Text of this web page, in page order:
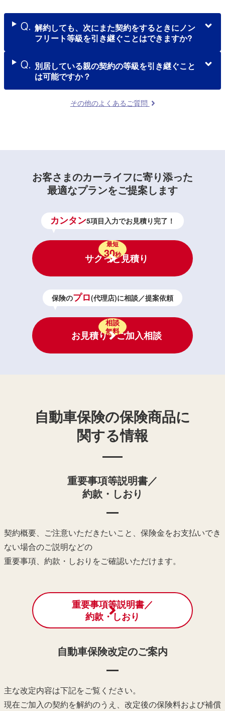
解約しても、次にまた契約をするときにノン
フリート等級を引き継ぐことはできますか?
別居している親の契約の等級を引き継ぐこと
は可能ですか？
その他のよくあるご質問
お客さまのカーライフに寄り添った
最適なプランをご提案します
カンタン5項目入力でお見積り完了！
最短
30秒
サクっと見積り
保険のプロ(代理店)に相談／提案依頼
相談
無料
お見積り・ご加入相談
自動車保険の保険商品に
関する情報
重要事項等説明書／
約款・しおり
契約概要、ご注意いただきたいこと、保険金をお支払いでき
ない場合のご説明などの
重要事項、約款・しおりをご確認いただけます。
重要事項等説明書／
約款・しおり
自動車保険改定のご案内
主な改定内容は下記をご覧ください。
現在ご加入の契約を解約のうえ、改定後の保険料および補償